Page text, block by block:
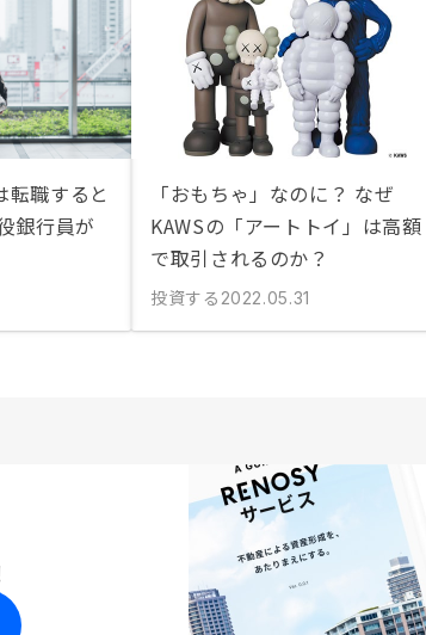
転職すると
銀行員が
「おもちゃ」なのに？ なぜ
KAWSの「アートトイ」は高額
で取引されるのか？
投資する 2022.05.31